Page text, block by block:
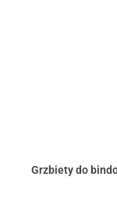
Grzbiety do